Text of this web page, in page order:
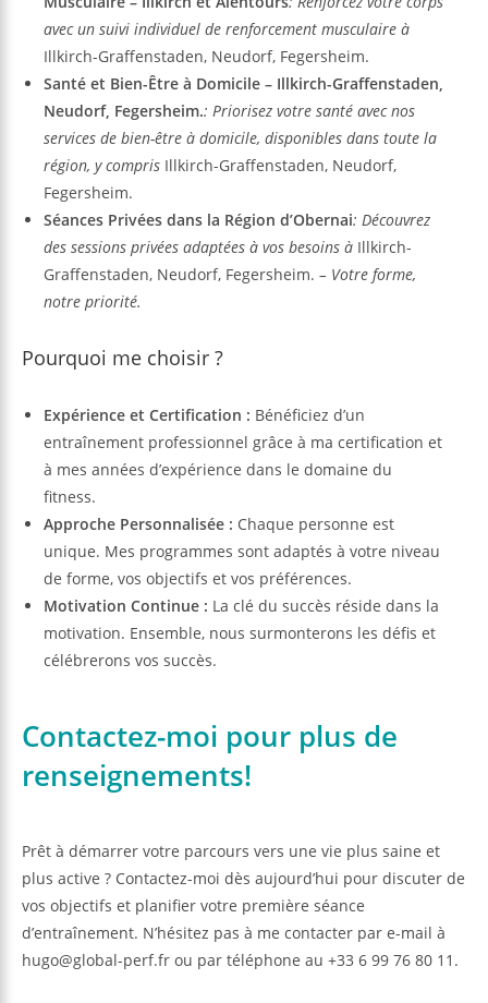
avec un suivi individuel de renforcement musculaire à
Illkirch-Graffenstaden, Neudorf, Fegersheim.
Santé et Bien-Être à Domicile – Illkirch-Graffenstaden,
Neudorf, Fegersheim.: Priorisez votre santé avec nos
services de bien-être à domicile, disponibles dans toute la
région, y compris Illkirch-Graffenstaden, Neudorf,
Fegersheim.
Séances Privées dans la Région d’Obernai: Découvrez
des sessions privées adaptées à vos besoins à Illkirch-
Graffenstaden, Neudorf, Fegersheim. – Votre forme,
notre priorité.
Pourquoi me choisir ?
Expérience et Certification : Bénéficiez d’un
entraînement professionnel grâce à ma certification et
à mes années d’expérience dans le domaine du
fitness.
Approche Personnalisée : Chaque personne est
unique. Mes programmes sont adaptés à votre niveau
de forme, vos objectifs et vos préférences.
Motivation Continue : La clé du succès réside dans la
motivation. Ensemble, nous surmonterons les défis et
célébrerons vos succès.
Contactez-moi pour plus de
renseignements!
Prêt à démarrer votre parcours vers une vie plus saine et
plus active ? Contactez-moi dès aujourd’hui pour discuter de
vos objectifs et planifier votre première séance
d’entraînement. N’hésitez pas à me contacter par e-mail à
hugo@global-perf.fr ou par téléphone au +33 6 99 76 80 11.